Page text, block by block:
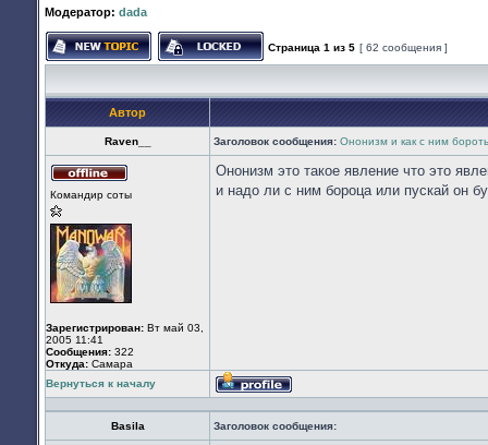
Модератор: dada
Начать новую тему Эта тема закрыта, вы не можете
Страница 1 из 5 [ 62 сообщения ]
Автор
Raven__ Заголовок сообщения: Ононизм и как с ним
в
Командир соты
Зарегистрирован: Вт май 03,
2005 11:41
Сообщения: 322
Откуда: Cамара
Ононизм это такое явление что это
и надо ли с ним бороца или пускай он
Вернуться к началу
Профиль
Basila Заголовок сообщения: